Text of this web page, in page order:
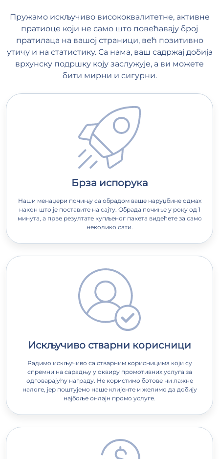
Пружамо искључиво висококвалитетне, активне
пратиоце који не само што повећавају број
пратилаца на вашој страници, већ позитивно
утичу и на статистику. Са нама, ваш садржај добија
врхунску подршку коју заслужује, а ви можете
бити мирни и сигурни.
Брза испорука
Наши менаџери почињу са обрадом ваше наруџбине одмах
након што је поставите на сајту. Обрада почиње у року од 1
минута, а прве резултате купљеног пакета видећете за само
неколико сати.
Искључиво стварни корисници
Радимо искључиво са стварним корисницима који су
спремни на сарадњу у оквиру промотивних услуга за
одговарајућу награду. Не користимо ботове ни лажне
налоге, јер поштујемо наше клијенте и желимо да добију
најбоље онлајн промо услуге.